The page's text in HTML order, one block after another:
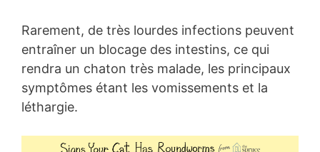
Rarement, de très lourdes infections peuvent
entraîner un blocage des intestins, ce qui
rendra un chaton très malade, les principaux
symptômes étant les vomissements et la
léthargie.